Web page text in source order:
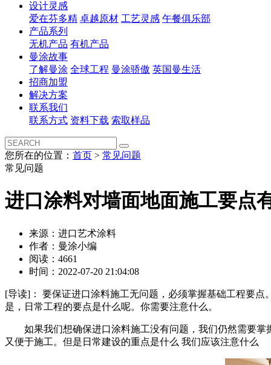
设计灵感
爱在芬多精 卓越原材 工艺灵感 午餐俱乐部
产品系列
无机产品 有机产品
曼涂故事
了解曼涂 全球工程 曼涂骄傲 英国曼生活
招商加盟
解决方案
联系我们
联系方式 资料下载 索取样品
您所在的位置： 首页 > 常见问题
常见问题
进口涂料对墙面地面施工要点
来源：进口艺术涂料
作者：曼涂小编
阅读：4661
时间：2022-07-20 21:04:08
[导读]：
要保证进口涂料施工无问题，必须掌握基础工程要
是，日常工程的要点是什么呢。你需要注意什么。
如果我们想确保进口涂料施工没有问题，我们仍然需要掌
又便于施工。但是日常建设的重点是什么 我们应该注意什么